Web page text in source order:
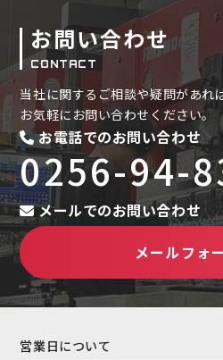
お問い合わせ
CONTACT
当社に関するご相談や疑問があれ
お気軽にお問い合わせください。
お電話でのお問い合わせ
0256-94-
メールでのお問い合わせ
メールフォ
営業日について